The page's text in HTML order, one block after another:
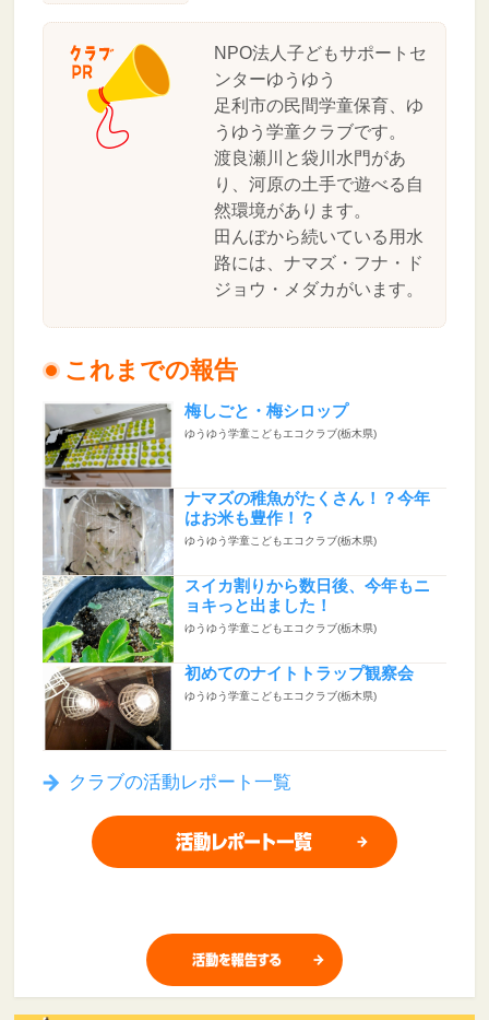
NPO法人子どもサポートセ
ンターゆうゆう
足利市の民間学童保育、ゆ
うゆう学童クラブです。
渡良瀬川と袋川水門があ
り、河原の土手で遊べる自
然環境があります。
田んぼから続いている用水
路には、ナマズ・フナ・ド
ジョウ・メダカがいます。
これまでの報告
梅しごと・梅シロップ
ゆうゆう学童こどもエコクラブ(栃木県)
ナマズの稚魚がたくさん！？今年
はお米も豊作！？
ゆうゆう学童こどもエコクラブ(栃木県)
スイカ割りから数日後、今年もニ
ョキっと出ました！
ゆうゆう学童こどもエコクラブ(栃木県)
初めてのナイトトラップ観察会
ゆうゆう学童こどもエコクラブ(栃木県)
クラブの活動レポート一覧